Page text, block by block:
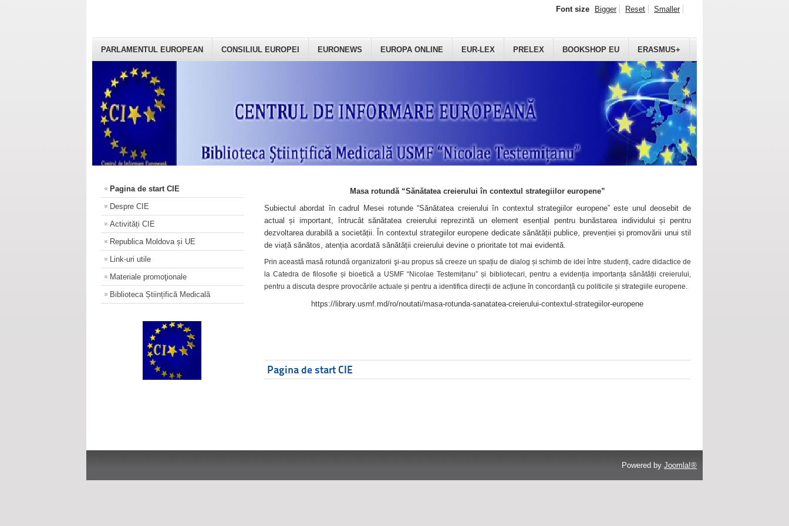
PARLAMENTUL EUROPEAN CONSILIUL EUROPEI EURONEWS EUROPA ONLINE EUR-LEX PRELEX BOOKSHOP EU ERASMUS+
Font size Bigger Reset Smaller
Pagina de start CIE
Despre CIE
Activități CIE
Republica Moldova și UE
Link-uri utile
Materiale promoţionale
Biblioteca Științifică Medicală
Masa rotundă “Sănătatea creierului în contextul strategiilor europene”
Subiectul abordat în cadrul Mesei rotunde “Sănătatea creierului în contextul strategiilor europene” este unul deosebit de
actual și important, întrucât sănătatea creierului reprezintă un element esențial pentru bunăstarea individului și pentru
dezvoltarea durabilă a societății. În contextul strategiilor europene dedicate sănătății publice, prevenției și promovării unui stil
de viață sănătos, atenția acordată sănătății creierului devine o prioritate tot mai evidentă.
Prin această masă rotundă organizatorii şi-au propus să creeze un spațiu de dialog și schimb de idei între studenți, cadre didactice de
la Catedra de filosofie și bioetică a USMF “Nicolae Testemițanu” și bibliotecari, pentru a evidenția importanța sănătății creierului,
pentru a discuta despre provocările actuale și pentru a identifica direcții de acțiune în concordanță cu politicile și strategiile europene.
https://library.usmf.md/ro/noutati/masa-rotunda-sanatatea-creierului-contextul-strategiilor-europene
Pagina de start CIE
Powered by Joomla!®